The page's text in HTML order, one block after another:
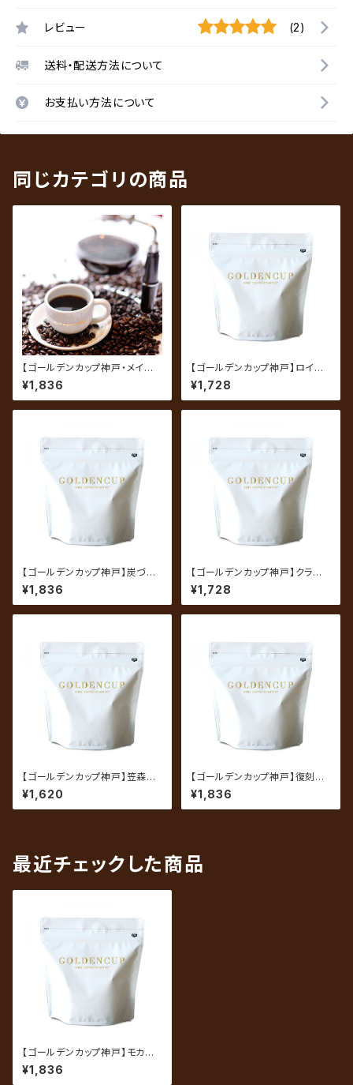
レビュー (2)
送料・配送方法について
お支払い方法について
同じカテゴリの商品
【ゴールデンカップ神戸・メイン
ブレンド】プレミアム 200g（約
20杯分）
¥1,836
【ゴールデンカップ神戸】ロイヤ
ルブレンド 200g（約20杯分）
¥1,728
【ゴールデンカップ神戸】炭づくり
（炭焼珈琲） 200g（約20杯
分）
¥1,836
【ゴールデンカップ神戸】クラシッ
クビターブレンド 200g（約20
杯分）
¥1,728
【ゴールデンカップ神戸】笠森ブ
レンド 200g（約20杯分）
¥1,620
【ゴールデンカップ神戸】復刻ブ
レンド 200g（約20杯分）
¥1,836
最近チェックした商品
【ゴールデンカップ神戸】モカ 2
00g（約20杯分）
¥1,836